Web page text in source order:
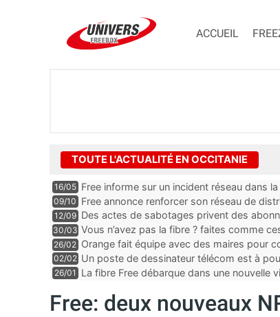
ACCUEIL
TOUTE L'ACTUALITÉ EN OCCITANIE
16/05 Free informe sur un incident réseau dans
09/10 Free annonce renforcer son réseau de
12/09 Des actes de sabotages privent des
et mobile, “c’est clairement quelqu’un qui
30/03 Vous n’avez pas la fibre ? faites comme
26/02 Orange fait équipe avec des maires pour
02/02 Un poste de dessinateur télécom est à
Gard
26/01 La fibre Free débarque dans une nouvelle
Free: deux nouveaux